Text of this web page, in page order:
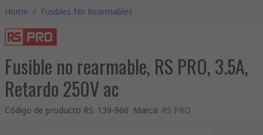
Home / Fusibles No Rearmables
Fusible no rearmable, RS PRO, 3.5A,
Retardo 250V ac
Código de producto RS: 139-960 Marca: RS PRO